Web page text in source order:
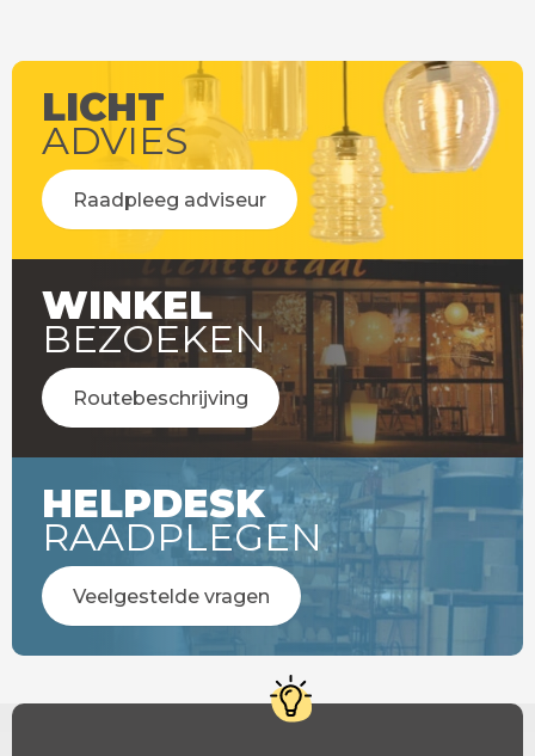
LICHT
ADVIES
Raadpleeg adviseur
WINKEL
BEZOEKEN
Routebeschrijving
HELPDESK
RAADPLEGEN
Veelgestelde vragen